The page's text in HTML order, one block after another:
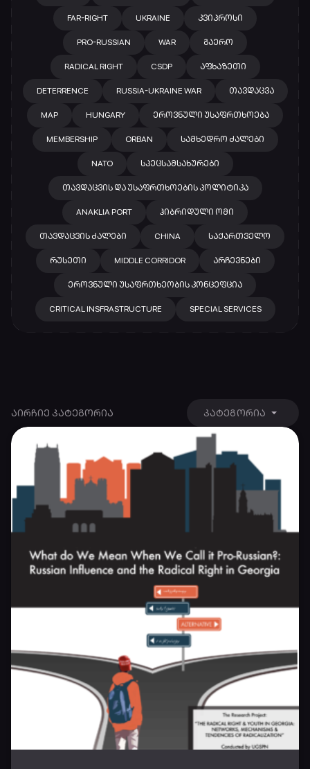
FAR-RIGHT UKRAINE ᲙᲕᲘᲞᲠᲝᲡᲘ
PRO-RUSSIAN WAR ᲒᲐᲔᲠᲝ
RADICAL RIGHT CSDP ᲐᲤᲮᲐᲖᲔᲗᲘ
DETERRENCE RUSSIA-UKRAINE WAR ᲗᲐᲕᲓᲐᲪᲕᲐ
MAP HUNGARY ᲔᲠᲝᲕᲜᲣᲚᲘ ᲣᲡᲐᲤᲠᲗᲮᲝᲔᲑᲐ
MEMBERSHIP ORBAN ᲡᲐᲛᲮᲔᲓᲠᲝ ᲫᲐᲚᲔᲑᲘ
NATO ᲡᲞᲔᲪᲡᲐᲛᲡᲐᲮᲣᲠᲔᲑᲘ
ᲗᲐᲕᲓᲐᲪᲕᲘᲡ ᲓᲐ ᲣᲡᲐᲤᲠᲗᲮᲝᲔᲑᲘᲡ ᲞᲝᲚᲘᲢᲘᲙᲐ
ANAKLIA PORT ᲰᲘᲑᲠᲘᲓᲣᲚᲘ ᲝᲛᲘ
ᲗᲐᲕᲓᲐᲪᲕᲘᲡ ᲫᲐᲚᲔᲑᲘ CHINA ᲡᲐᲥᲐᲠᲗᲕᲔᲚᲝ
ᲠᲣᲡᲔᲗᲘ MIDDLE CORRIDOR ᲐᲠᲩᲔᲕᲜᲔᲑᲘ
ᲔᲠᲝᲕᲜᲣᲚᲘ ᲣᲡᲐᲤᲠᲗᲮᲔᲝᲑᲘᲡ ᲙᲝᲜᲪᲔᲤᲪᲘᲐ
CRITICAL INSFRASTRUCTURE SPECIAL SERVICES
ᲐᲘᲠᲩᲘᲔ ᲙᲐᲢᲔᲒᲝᲠᲘᲐ ᲙᲐᲢᲔᲒᲝᲠᲘᲐ